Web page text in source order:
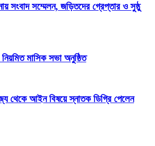
সংবাদ সম্মেলন, জড়িতদের গ্রেপ্তার ও সুষ্ঠু
মাসিক সভা অনুষ্ঠিত
থেকে আইন বিষয়ে স্নাতক ডিগ্রি পেলেন